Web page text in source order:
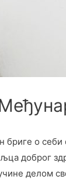
бриге о себи
доброг
делом